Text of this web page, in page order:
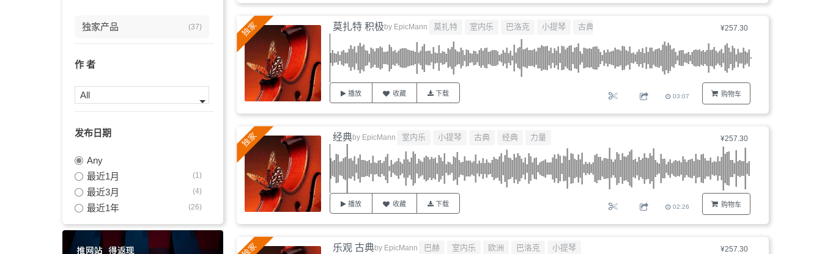
企业 (3)
长笛
优美 (3)
钢琴
抒情
莫扎特 (3)
巴赫 (2)
轻快 (2)
独家产品 (37)
作 者
All
发布日期
Any
最近1月
(1)
最近3月 (4)
最近1年 (26)
¥257.30
购物车
莫扎特 积极by EpicMann 莫扎特 室内乐 巴洛克 小提琴 古典
播放 收藏 下载 03:07
¥257.30
购物车
经典by EpicMann 室内乐 小提琴 古典 经典 力量
播放 收藏 下载 02:26
¥257.30
乐观 古典by EpicMann 巴赫 室内乐 欧洲 巴洛克 小提琴